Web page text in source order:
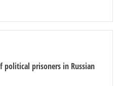
political prisoners in Russian